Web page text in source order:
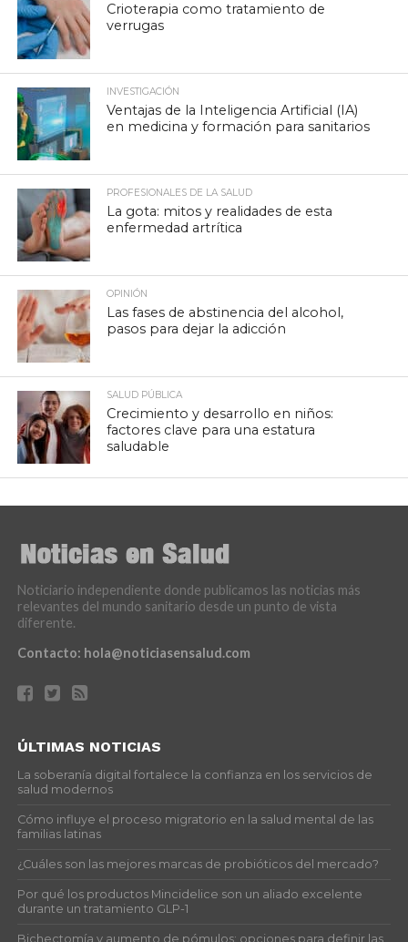
Crioterapia como tratamiento de
verrugas
INVESTIGACIÓN
Ventajas de la Inteligencia Artificial (IA)
en medicina y formación para sanitarios
PROFESIONALES DE LA SALUD
La gota: mitos y realidades de esta
enfermedad artrítica
OPINIÓN
Las fases de abstinencia del alcohol,
pasos para dejar la adicción
SALUD PÚBLICA
Crecimiento y desarrollo en niños:
factores clave para una estatura
saludable
Noticiario independiente donde publicamos las noticias más
relevantes del mundo sanitario desde un punto de vista
diferente.
Contacto: hola@noticiasensalud.com
ÚLTIMAS NOTICIAS
La soberanía digital fortalece la confianza en los servicios de
salud modernos
Cómo influye el proceso migratorio en la salud mental de las
familias latinas
¿Cuáles son las mejores marcas de probióticos del mercado?
Por qué los productos Mincidelice son un aliado excelente
durante un tratamiento GLP-1
Bichectomía y aumento de pómulos: opciones para definir las